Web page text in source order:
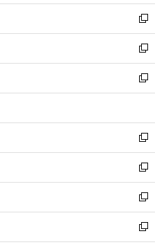
開
く
ウ
で
開
く
ン
ド
ウ
で
開
く
ウ
ィ
ン
ド
ウ
で
開
し
い
ウ
ィ
ン
ド
ウ
開
く
新
し
い
ウ
ィ
ン
ウ
で
開
く
新
し
い
ウ
ン
ド
ウ
で
開
く
新
し
ウ
ィ
ン
ド
ウ
で
開
く
新
し
い
ウ
ィ
ン
ド
ウ
新
し
い
ウ
ィ
ン
新
し
い
ウ
新
し